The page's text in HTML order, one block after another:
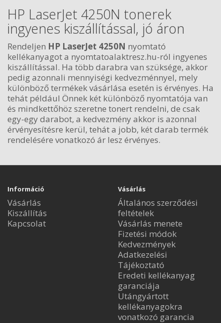
HP LaserJet 4250N tonerek
ingyenes kiszállítással, jó áron
Rendeljen HP LaserJet 4250N nyomtató
kellékanyagot a nyomtatoalaktresz.hu-ról ingyenes
kiszállítással. Ha több darabra van szüksége, akkor
pedig azonnali mennyiségi kedvezménnyel, mely
különböző termékek vásárlása esetén is érvényes. Ha
tehát például Önnek két különböző nyomtatója van
és mindkettőhöz szeretne tonert rendelni, de csak
egy-egy darabot, a kedvezmény akkor is azonnal
érvényesítésre kerül, tehát a jobb, két darab termék
rendelésére vonatkozó ár lesz érvényes.
Információ
Vásárlás
Kiszállítás
Kapcsolat
Vásárlás
Általános szerződési
feltételek
Vásárlás menete
Fizetési módok
Kedvezmények
Adatkezelési
Tájékoztató
Eredeti kellékanyag
garanciája
Utángyártott
kellékanyagokra
vonatkozó garancia